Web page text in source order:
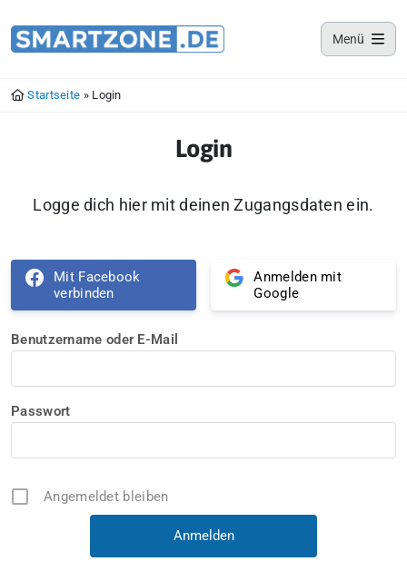
Menü
Startseite » Login
Login
Logge dich hier mit deinen Zugangsdaten ein.
Mit Facebook
verbinden
Anmelden mit
Google
Benutzername oder E-Mail
Passwort
Angemeldet bleiben
Smartzone App
Lade jetzt deine Smartzone App